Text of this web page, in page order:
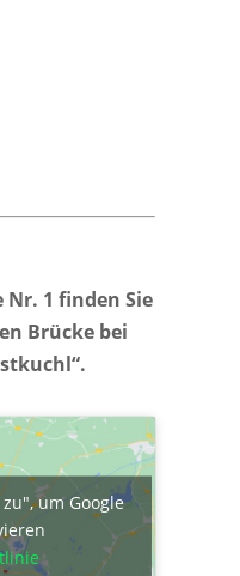
Nr. 1 finden Sie
Brücke bei
um Google